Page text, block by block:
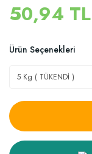
50,94 TL
Ürün Seçenekleri